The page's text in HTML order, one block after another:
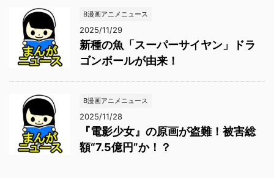
B漫画アニメニュース
2025/11/29
新種の魚「スーパーサイヤン」ドラ
ゴンボールが由来！
B漫画アニメニュース
2025/11/28
『電影少女』の原画が盗難！被害総
額“7.5億円”か！？